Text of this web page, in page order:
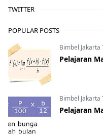
TWITTER
POPULAR POSTS
Bimbel Jakarta
Pelajaran
Bimbel Jakarta
Pelajaran